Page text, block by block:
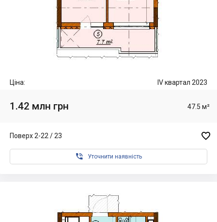
Ціна: IV квартал 2023
1.42 млн грн 47.5 м²
Поверх 2-22 / 23 
 Уточнити наявність